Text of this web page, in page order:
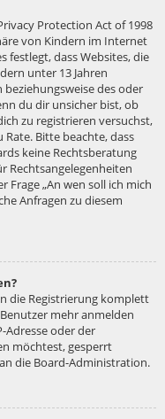
Protection Act of 1998
von Kindern im Internet
festlegt, dass Websites, die
unter 13 Jahren
des oder
du dir unsicher bist, ob
zu registrieren versuchst,
Bitte beachte, dass
keine Rechtsberatung
Rechtsangelegenheiten
Frage „An wen soll ich mich
Anfragen zu diesem
die Registrierung komplett
mehr anmelden
Adresse oder der
möchtest, gesperrt
die Board-Administration.